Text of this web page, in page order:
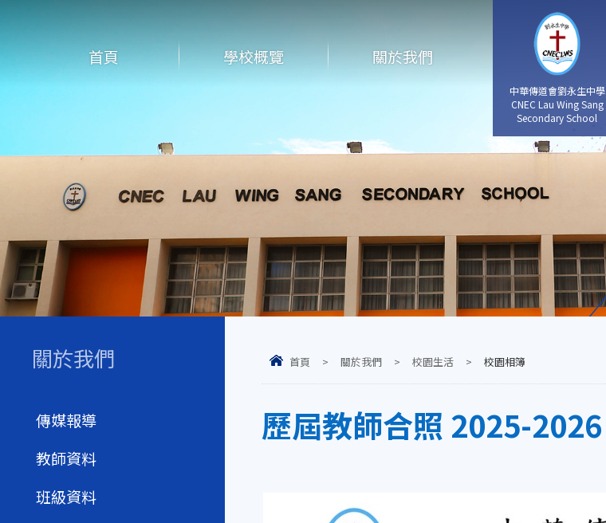
中華傳道會劉永生中學
CNEC Lau Wing Sang
Secondary School
首頁 學校概覽 關於我們
首頁 > 關於我們 > 校園生活 > 校園相簿
歷屆教師合照 2025-2026
關於我們
傳媒報導
教師資料
班級資料